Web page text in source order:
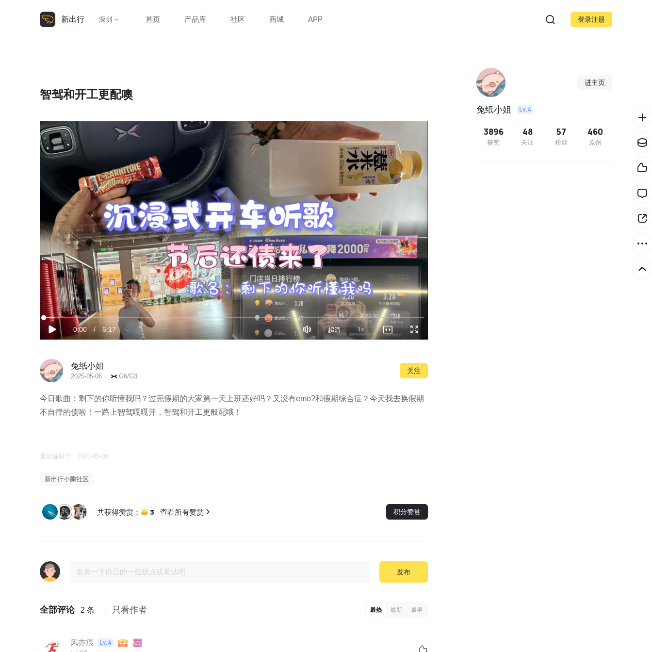
新出行 深圳 首页 产品库 社区 商城 APP 登录注册
智驾和开工更配噢
播
放
当
时
0:00 / 时
5:17
加
载
完
成:
静
音
画
质
超清 1x播
放
屏
兔纸小姐
2025-05-06 G6/G3
关注
今日歌曲：剩下的你听懂我吗？过完假期的大家第一天上班还好吗？又没有emo?和假期综合症？今天我去换假期
不自律的债啦！一路上智驾嘎嘎开，智驾和开工更般配哦！
最后编辑于 · 2025-05-06
新出行小鹏社区
共获得赞赏： 3 查看所有赞赏 积分赞赏
发布
全部评论 2 条 只看作者 最热 最新 最早
风亦痕 Lv.4
进主页
兔纸小姐 Lv.4
3896
获赞
48
关注
57
粉丝
460
原创